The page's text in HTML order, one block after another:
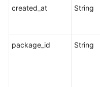
Execution
created_at String
package_id String